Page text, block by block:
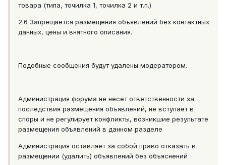
товара (типа, точилка 1, точилка 2 и т.п.)
2.6 Запрещается размещения объявлений без контактных
данных, цены и внятного описания.
Подобные сообщения будут удалены модератором.
Администрация форума не несет ответственности за
последствия размещения объявлений, не вступает в
споры и не регулирует конфликты, возникшие результате
размещения объявлений в данном разделе
Администрация оставляет за собой право отказать в
размещении (удалить) объявлений без объяснений